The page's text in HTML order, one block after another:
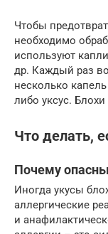
Чтобы
необходимо
используют
др. Каждый раз
несколько
либо уксус.
Что делать,
Почему
Иногда укусы
аллергические
и